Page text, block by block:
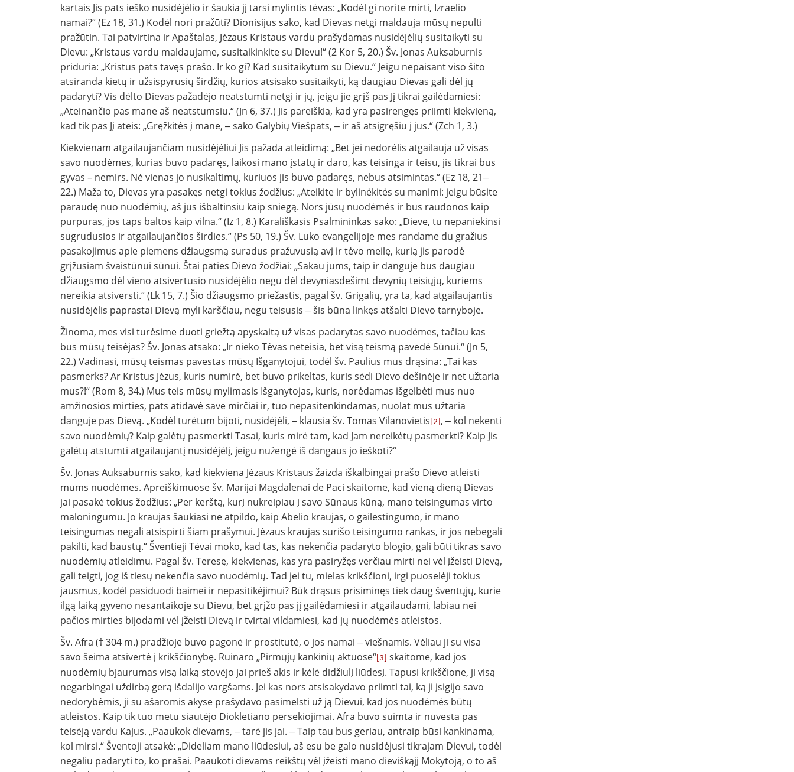
kartais Jis pats ieško nusidėjėlio ir šaukia jį tarsi mylintis tėvas: „Kodėl gi norite mirti, Izraelio
namai?“ (Ez 18, 31.) Kodėl nori pražūti? Dionisijus sako, kad Dievas netgi maldauja mūsų nepulti
pražūtin. Tai patvirtina ir Apaštalas, Jėzaus Kristaus vardu prašydamas nusidėjėlių susitaikyti su
Dievu: „Kristaus vardu maldaujame, susitaikinkite su Dievu!“ (2 Kor 5, 20.) Šv. Jonas Auksaburnis
priduria: „Kristus pats tavęs prašo. Ir ko gi? Kad susitaikytum su Dievu.“ Jeigu nepaisant viso šito
atsiranda kietų ir užsispyrusių širdžių, kurios atsisako susitaikyti, ką daugiau Dievas gali dėl jų
padaryti? Vis dėlto Dievas pažadėjo neatstumti netgi ir jų, jeigu jie grįš pas Jį tikrai gailėdamiesi:
„Ateinančio pas mane aš neatstumsiu.“ (Jn 6, 37.) Jis pareiškia, kad yra pasirengęs priimti kiekvieną,
kad tik pas Jį ateis: „Gręžkitės į mane, ‒ sako Galybių Viešpats, ‒ ir aš atsigręšiu į jus.“ (Zch 1, 3.)
Kiekvienam atgailaujančiam nusidėjėliui Jis pažada atleidimą: „Bet jei nedorėlis atgailauja už visas
savo nuodėmes, kurias buvo padaręs, laikosi mano įstatų ir daro, kas teisinga ir teisu, jis tikrai bus
gyvas – nemirs. Nė vienas jo nusikaltimų, kuriuos jis buvo padaręs, nebus atsimintas.“ (Ez 18, 21‒
22.) Maža to, Dievas yra pasakęs netgi tokius žodžius: „Ateikite ir bylinėkitės su manimi: jeigu būsite
paraudę nuo nuodėmių, aš jus išbaltinsiu kaip sniegą. Nors jūsų nuodėmės ir bus raudonos kaip
purpuras, jos taps baltos kaip vilna.“ (Iz 1, 8.) Karališkasis Psalmininkas sako: „Dieve, tu nepaniekinsi
sugrudusios ir atgailaujančios širdies.“ (Ps 50, 19.) Šv. Luko evangelijoje mes randame du gražius
pasakojimus apie piemens džiaugsmą suradus pražuvusią avį ir tėvo meilę, kurią jis parodė
grįžusiam švaistūnui sūnui. Štai paties Dievo žodžiai: „Sakau jums, taip ir danguje bus daugiau
džiaugsmo dėl vieno atsivertusio nusidėjėlio negu dėl devyniasdešimt devynių teisiųjų, kuriems
nereikia atsiversti.“ (Lk 15, 7.) Šio džiaugsmo priežastis, pagal šv. Grigalių, yra ta, kad atgailaujantis
nusidėjėlis paprastai Dievą myli karščiau, negu teisusis ‒ šis būna linkęs atšalti Dievo tarnyboje.
Žinoma, mes visi turėsime duoti griežtą apyskaitą už visas padarytas savo nuodėmes, tačiau kas
bus mūsų teisėjas? Šv. Jonas atsako: „Ir nieko Tėvas neteisia, bet visą teismą pavedė Sūnui.“ (Jn 5,
22.) Vadinasi, mūsų teismas pavestas mūsų Išganytojui, todėl šv. Paulius mus drąsina: „Tai kas
pasmerks? Ar Kristus Jėzus, kuris numirė, bet buvo prikeltas, kuris sėdi Dievo dešinėje ir net užtaria
mus?!“ (Rom 8, 34.) Mus teis mūsų mylimasis Išganytojas, kuris, norėdamas išgelbėti mus nuo
amžinosios mirties, pats atidavė save mirčiai ir, tuo nepasitenkindamas, nuolat mus užtaria
danguje pas Dievą. „Kodėl turėtum bijoti, nusidėjėli, ‒ klausia šv. Tomas Vilanovietis [2] , ‒ kol nekenti
savo nuodėmių? Kaip galėtų pasmerkti Tasai, kuris mirė tam, kad Jam nereikėtų pasmerkti? Kaip Jis
galėtų atstumti atgailaujantį nusidėjėlį, jeigu nužengė iš dangaus jo ieškoti?“
Šv. Jonas Auksaburnis sako, kad kiekviena Jėzaus Kristaus žaizda iškalbingai prašo Dievo atleisti
mums nuodėmes. Apreiškimuose šv. Marijai Magdalenai de Paci skaitome, kad vieną dieną Dievas
jai pasakė tokius žodžius: „Per kerštą, kurį nukreipiau į savo Sūnaus kūną, mano teisingumas virto
maloningumu. Jo kraujas šaukiasi ne atpildo, kaip Abelio kraujas, o gailestingumo, ir mano
teisingumas negali atsispirti šiam prašymui. Jėzaus kraujas surišo teisingumo rankas, ir jos nebegali
pakilti, kad baustų.“ Šventieji Tėvai moko, kad tas, kas nekenčia padaryto blogio, gali būti tikras savo
nuodėmių atleidimu. Pagal šv. Teresę, kiekvienas, kas yra pasiryžęs verčiau mirti nei vėl įžeisti Dievą,
gali teigti, jog iš tiesų nekenčia savo nuodėmių. Tad jei tu, mielas krikščioni, irgi puoselėji tokius
jausmus, kodėl pasiduodi baimei ir nepasitikėjimui? Būk drąsus prisiminęs tiek daug šventųjų, kurie
ilgą laiką gyveno nesantaikoje su Dievu, bet grįžo pas jį gailėdamiesi ir atgailaudami, labiau nei
pačios mirties bijodami vėl įžeisti Dievą ir tvirtai vildamiesi, kad jų nuodėmės atleistos.
Šv. Afra († 304 m.) pradžioje buvo pagonė ir prostitutė, o jos namai ‒ viešnamis. Vėliau ji su visa
savo šeima atsivertė į krikščionybę. Ruinaro „Pirmųjų kankinių aktuose“ [3]
skaitome, kad jos
nuodėmių bjaurumas visą laiką stovėjo jai prieš akis ir kėlė didžiulį liūdesį. Tapusi krikščione, ji visą
negarbingai uždirbą gerą išdalijo vargšams. Jei kas nors atsisakydavo priimti tai, ką ji įsigijo savo
nedorybėmis, ji su ašaromis akyse prašydavo pasimelsti už ją Dievui, kad jos nuodėmės būtų
atleistos. Kaip tik tuo metu siautėjo Diokletiano persekiojimai. Afra buvo suimta ir nuvesta pas
teisėją vardu Kajus. „Paaukok dievams, ‒ tarė jis jai. ‒ Taip tau bus geriau, antraip būsi kankinama,
kol mirsi.“ Šventoji atsakė: „Dideliam mano liūdesiui, aš esu be galo nusidėjusi tikrajam Dievui, todėl
negaliu padaryti to, ko prašai. Paaukoti dievams reikštų vėl įžeisti mano dieviškąjį Mokytoją, o to aš